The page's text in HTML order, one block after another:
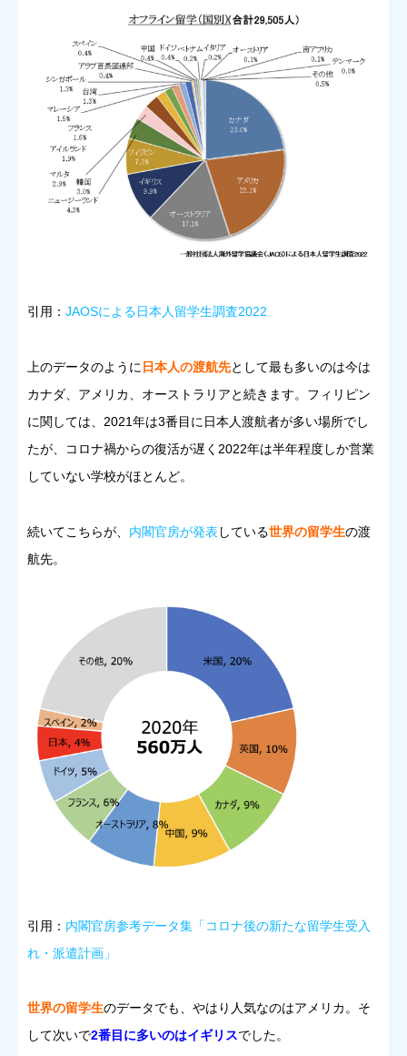
引用： JAOSによる日本人留学生調査2022
上のデータのように 日本人の渡航先として最も多いのは今は
カナダ、アメリカ、オーストラリアと続きます。フィリピン
に関しては、2021年は3番目に日本人渡航者が多い場所でし
たが、コロナ禍からの復活が遅く2022年は半年程度しか営業
していない学校がほとんど。
続いてこちらが、 内閣官房が発表 している世界の留学生の渡
航先。
引用： 内閣官房参考データ集「コロナ後の新たな留学生受入
れ・派遣計画」
世界の留学生のデータでも、やはり人気なのはアメリカ。そ
して次いで2番目に多いのはイギリスでした。